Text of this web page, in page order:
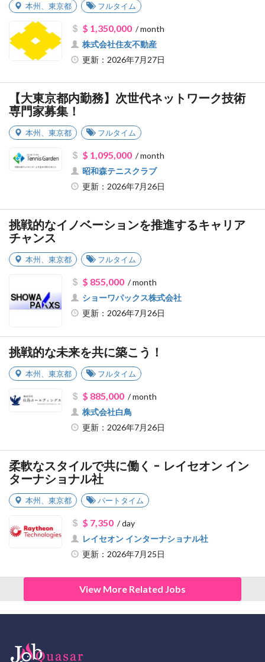
本州 東京都 フルタイム
$ 1,350,000/ month
株式会社住友不動産
更新：2026年7月27日
【大東京都内勤務】次世代ネットワーク技術
専門家募集！
本州 東京都 フルタイム
$ 1,095,000/ month
昭和森テニスクラブ
更新：2026年7月26日
挑戦的なイノベーションを推進するキャリア
チャンス
本州 東京都 フルタイム
$ 855,000/ month
ショーワパックス株式会社
更新：2026年7月26日
挑戦的な未来を共に築こう！
本州 東京都 フルタイム
$ 885,000/ month
株式会社白鳥
更新：2026年7月26日
柔軟なスタイルで共に働く - レイセオン イン
ターナショナル社
本州 東京都 パートタイム
$ 7,350/ day
レイセオン インターナショナル社
更新：2026年7月25日
View More Related Jobs